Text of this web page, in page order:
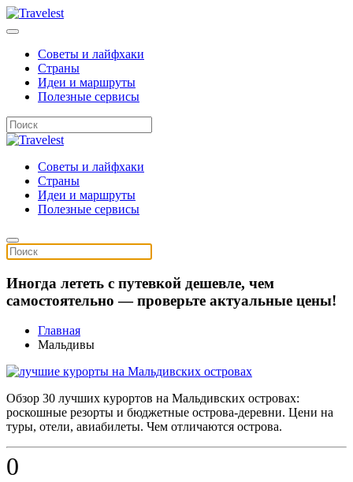
Советы и лайфхаки
Страны
Идеи и маршруты
Полезные сервисы
Советы и лайфхаки
Страны
Идеи и маршруты
Полезные сервисы
Иногда лететь с путевкой дешевле, чем
самостоятельно — проверьте актуальные цены!
Главная
Мальдивы
Обзор 30 лучших курортов на Мальдивских островах:
роскошные резорты и бюджетные острова-деревни. Цени на
туры, отели, авиабилеты. Чем отличаются острова.
0